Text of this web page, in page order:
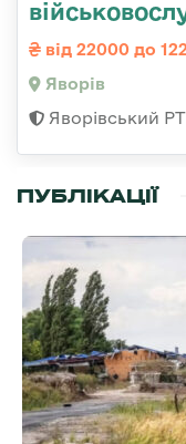
від 22000 до
Яворів
Яворівський
ПУБЛІКАЦІЇ